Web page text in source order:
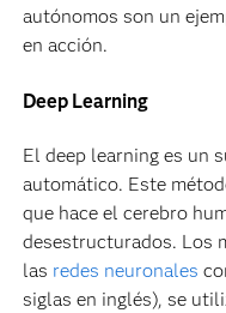
autónomos son un
en acción.
Deep Learning
El deep learning es un
automático. Este
que hace el cerebro
desestructurados. Los
las redes neuronales
siglas en inglés), se